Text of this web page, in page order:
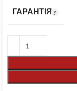
ГАРАНТІЯ